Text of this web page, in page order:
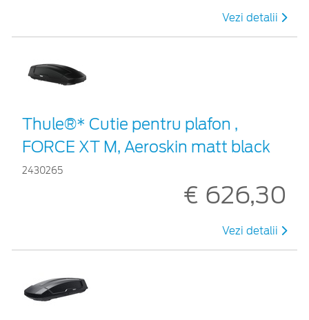
Vezi detalii
Thule®* Cutie pentru plafon ,
FORCE XT M, Aeroskin matt black
2430265
€ 626,30
Vezi detalii